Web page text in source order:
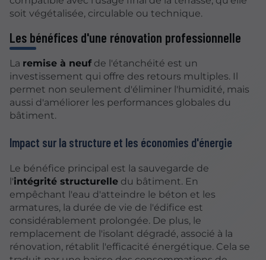
soit végétalisée, circulable ou technique.
Les bénéfices d'une rénovation professionnelle
La remise à neufde l'étanchéité est un
investissement qui offre des retours multiples. Il
permet non seulement d'éliminer l'humidité, mais
aussi d'améliorer les performances globales du
bâtiment.
Impact sur la structure et les économies d'énergie
Le bénéfice principal est la sauvegarde de
l'intégrité structurelle du bâtiment. En
empêchant l'eau d'atteindre le béton et les
armatures, la durée de vie de l'édifice est
considérablement prolongée. De plus, le
remplacement de l'isolant dégradé, associé à la
rénovation, rétablit l'efficacité énergétique. Cela se